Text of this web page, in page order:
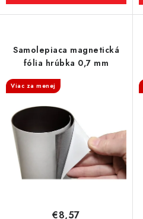
Samolepiaca magnetická
fólia hrúbka 0,7 mm
Viac za menej
€8,57